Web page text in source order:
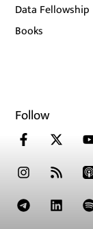
Data Fellowship
Books
Follow